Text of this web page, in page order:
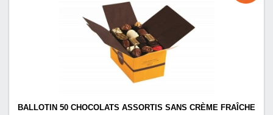
BALLOTIN 50 CHOCOLATS ASSORTIS SANS CRÈME FRAÎCHE